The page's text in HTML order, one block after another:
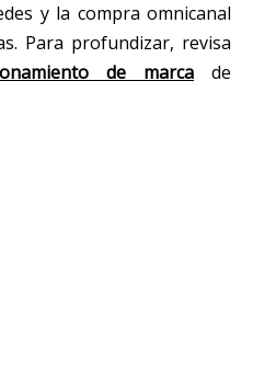
y la compra omnicanal
Para profundizar, revisa
de marca de